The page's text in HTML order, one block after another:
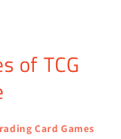
of TCG
Card Games